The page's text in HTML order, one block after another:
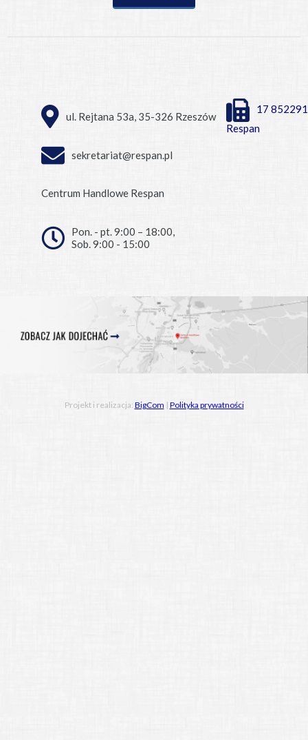
ul. Rejtana 53a, 35-326 Rzeszów
17
Respan
sekretariat@respan.pl
Centrum Handlowe Respan
Pon. - pt. 9:00 – 18:00,
Sob. 9:00 - 15:00
Projekt i realizacja: BigCom | Polityka prywatności